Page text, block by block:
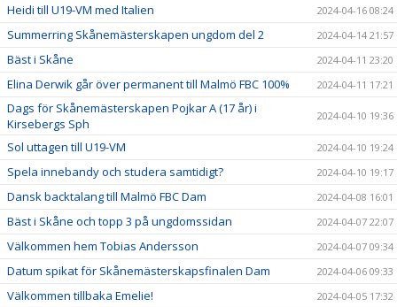
Heidi till U19-VM med Italien 2024-04-16 08:24
Summerring Skånemästerskapen ungdom del 2 2024-04-14 21:57
Bäst i Skåne 2024-04-11 23:20
Elina Derwik går över permanent till Malmö FBC 100% 2024-04-11 17:21
Dags för Skånemästerskapen Pojkar A (17 år) i
Kirsebergs Sph
2024-04-10 19:36
Sol uttagen till U19-VM 2024-04-10 19:24
Spela innebandy och studera samtidigt? 2024-04-10 19:17
Dansk backtalang till Malmö FBC Dam 2024-04-08 16:01
Bäst i Skåne och topp 3 på ungdomssidan 2024-04-07 22:07
Välkommen hem Tobias Andersson 2024-04-07 09:34
Datum spikat för Skånemästerskapsfinalen Dam 2024-04-06 09:33
Välkommen tillbaka Emelie! 2024-04-05 17:32